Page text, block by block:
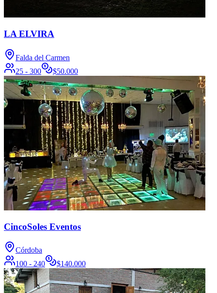
LA ELVIRA
Falda del Carmen
25 - 300
$50.000
CincoSoles Eventos
Córdoba
100 - 240
$140.000